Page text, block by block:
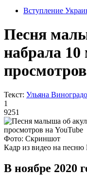
Вступление
Песня
набрала
Текст: Ульяна
1
9251
Фото: Скриншот
Кадр из видео на песню
В ноябре 2020